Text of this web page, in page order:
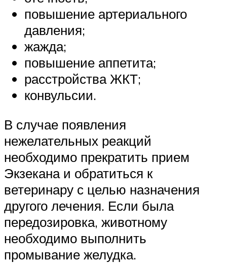
повышение артериального
давления;
жажда;
повышение аппетита;
расстройства ЖКТ;
конвульсии.
В случае появления
нежелательных реакций
необходимо прекратить прием
Экзекана и обратиться к
ветеринару с целью назначения
другого лечения. Если была
передозировка, животному
необходимо выполнить
промывание желудка.